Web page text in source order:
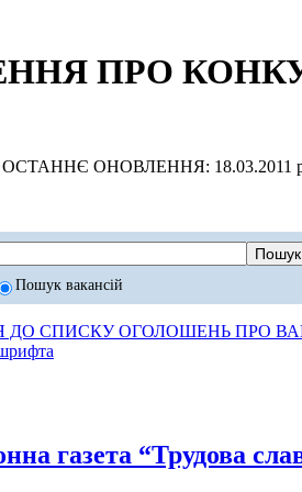
ПРО
ОСТАННЄ ОНОВЛЕННЯ: 18.03.2011
Пошук вакансій
СПИСКУ ОГОЛОШЕНЬ ПРО
газета “Трудова